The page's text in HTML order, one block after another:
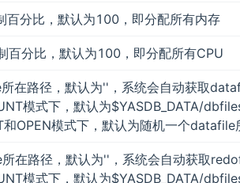
百分比，默认为100，即分配所有内存
百分比，默认为100，即分配所有CPU
在路径，默认为''，系统会自动获取
模式下，默认为$YASDB_DATA/
和OPEN模式下，默认为随机一个datafile
在路径，默认为''，系统会自动获取
模式下，默认为$YASDB_DATA/